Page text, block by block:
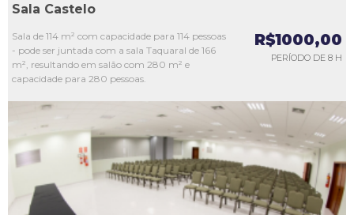
Sala Castelo
Sala de 114 m² com capacidade para 114 pessoas
- pode ser juntada com a sala Taquaral de 166
m², resultando em salão com 280 m² e
capacidade para 280 pessoas.
R$1000,00
PERÍODO DE 8 H
L3
L4